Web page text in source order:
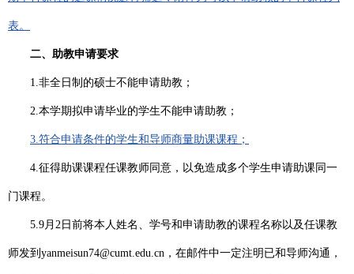
表 。
二、助教申请要求
1. 非全日制的硕士不能申请助教；
2.本学期拟申请毕业的学生不能申请助教 ；
3.符合申请条件的学生和导师商量助课课程；
4. 征得助课课程任课教师同意，以免造成多个学生申请助课同一
门课程。
5.9 月 2 日前将本人姓名、学号和申请助教的课程名称以及任课教
师发到 yanmeisun74@cumt.edu.cn ， 在邮件中一定注明已和导师沟通，